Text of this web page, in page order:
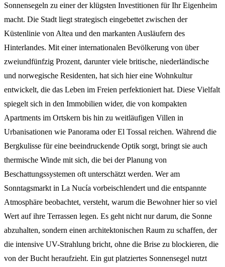
Sonnensegeln zu einer der klügsten Investitionen für Ihr Eigenheim
macht. Die Stadt liegt strategisch eingebettet zwischen der
Küstenlinie von Altea und den markanten Ausläufern des
Hinterlandes. Mit einer internationalen Bevölkerung von über
zweiundfünfzig Prozent, darunter viele britische, niederländische
und norwegische Residenten, hat sich hier eine Wohnkultur
entwickelt, die das Leben im Freien perfektioniert hat. Diese Vielfalt
spiegelt sich in den Immobilien wider, die von kompakten
Apartments im Ortskern bis hin zu weitläufigen Villen in
Urbanisationen wie Panorama oder El Tossal reichen. Während die
Bergkulisse für eine beeindruckende Optik sorgt, bringt sie auch
thermische Winde mit sich, die bei der Planung von
Beschattungssystemen oft unterschätzt werden. Wer am
Sonntagsmarkt in La Nucía vorbeischlendert und die entspannte
Atmosphäre beobachtet, versteht, warum die Bewohner hier so viel
Wert auf ihre Terrassen legen. Es geht nicht nur darum, die Sonne
abzuhalten, sondern einen architektonischen Raum zu schaffen, der
die intensive UV-Strahlung bricht, ohne die Brise zu blockieren, die
von der Bucht heraufzieht. Ein gut platziertes Sonnensegel nutzt